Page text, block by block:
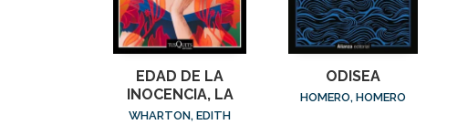
EDAD DE LA
INOCENCIA, LA
WHARTON, EDITH
ODISEA
HOMERO, HOMERO